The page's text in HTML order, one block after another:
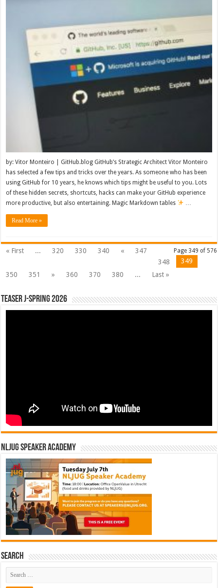
by: Vitor Monteiro | GitHub.blog GitHub’s Strategic Architect Vitor Monteiro
has selected a few tips and tricks over the years. As someone who has been
using GitHub for 10 years, he knows which tips might be useful to you. Lots
of these hidden secrets, shortcuts, hacks can make your GitHub experience
more productive, but also entertaining. Magic Markdown tables
…
Read More »
Page 349 of 576
« First ... 320 330 340 «
347
348
349
350
351 » 360 370 380 ... Last »
Teaser J-Spring 2026
NLJUG Speaker Academy
Search